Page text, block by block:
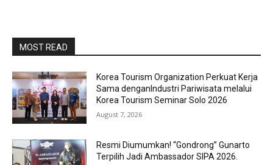
MOST READ
Korea Tourism Organization Perkuat Kerja
Sama denganIndustri Pariwisata melalui
Korea Tourism Seminar Solo 2026
August 7, 2026
Resmi Diumumkan! “Gondrong” Gunarto
Terpilih Jadi Ambassador SIPA 2026.